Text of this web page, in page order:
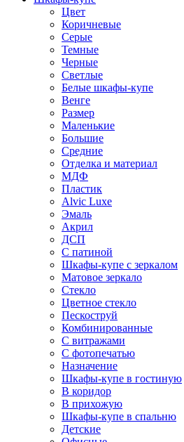
Цвет
Коричневые
Серые
Темные
Черные
Светлые
Белые шкафы-купе
Венге
Размер
Маленькие
Большие
Средние
Отделка и материал
МДФ
Пластик
Alvic Luxe
Эмаль
Акрил
ДСП
С патиной
Шкафы-купе с зеркалом
Матовое зеркало
Стекло
Цветное стекло
Пескоструй
Комбинированные
С витражами
С фотопечатью
Назначение
Шкафы-купе в гостиную
В коридор
В прихожую
Шкафы-купе в спальню
Детские